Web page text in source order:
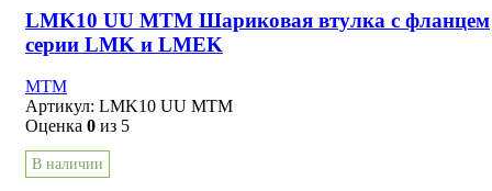
LMK10 UU MTM Шариковая втулка с фланцем
серии LMK и LMEK
MTM
Артикул: LMK10 UU MTM
Оценка 0 из 5
В наличии